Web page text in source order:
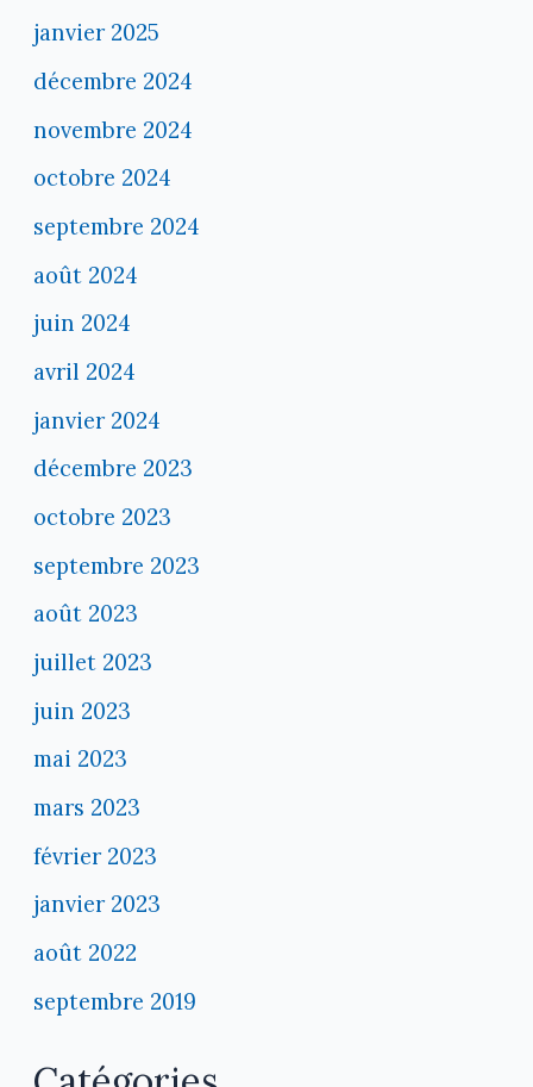
janvier 2025
décembre 2024
novembre 2024
octobre 2024
septembre 2024
août 2024
juin 2024
avril 2024
janvier 2024
décembre 2023
octobre 2023
septembre 2023
août 2023
juillet 2023
juin 2023
mai 2023
mars 2023
février 2023
janvier 2023
août 2022
septembre 2019